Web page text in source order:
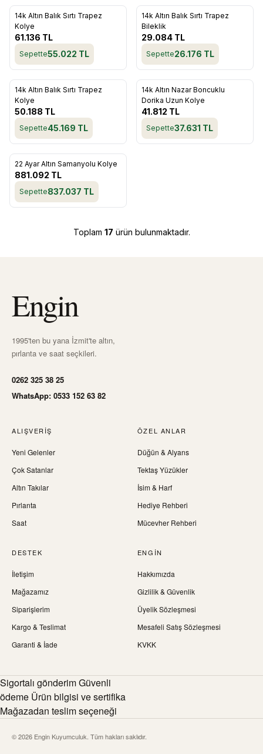
Favorilere Ekle
14k Altın Balık Sırtı Trapez
Kolye
61.136 TL
Sepette55.022 TL
Favorilere Ekle
Tükendi
14k Altın Balık Sırtı Trapez
Bileklik
29.084 TL
Sepette26.176 TL
Favorilere Ekle
14k Altın Balık Sırtı Trapez
Kolye
50.188 TL
Sepette45.169 TL
Favorilere Ekle
Tükendi
14k Altın Nazar Boncuklu
Dorika Uzun Kolye
41.812 TL
Sepette37.631 TL
Favorilere Ekle
22 Ayar Altın Samanyolu Kolye
881.092 TL
Sepette837.037 TL
Toplam 17 ürün bulunmaktadır.
Engin
1995'ten bu yana İzmit'te altın,
pırlanta ve saat seçkileri.
0262 325 38 25
WhatsApp: 0533 152 63 82
ALIŞVERIŞ
Yeni Gelenler
Çok Satanlar
Altın Takılar
Pırlanta
Saat
ÖZEL ANLAR
Düğün & Alyans
Tektaş Yüzükler
İsim & Harf
Hediye Rehberi
Mücevher Rehberi
DESTEK
İletişim
Mağazamız
Siparişlerim
Kargo & Teslimat
Garanti & İade
ENGIN
Hakkımızda
Gizlilik & Güvenlik
Üyelik Sözleşmesi
Mesafeli Satış Sözleşmesi
KVKK
Sigortalı gönderim Güvenli
ödeme Ürün bilgisi ve sertifika
Mağazadan teslim seçeneği
© 2026 Engin Kuyumculuk. Tüm hakları saklıdır.